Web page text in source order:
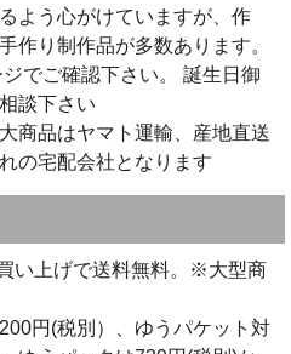
よう心がけていますが、作
作り制作品が多数あります。
でご確認下さい。 誕生日御
談下さい
商品はヤマト運輸、産地直送
の宅配会社となります
い上げで送料無料。※大型商
円(税別）、ゆうパケット対